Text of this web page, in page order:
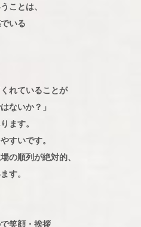
ことは、
いる
れていることが
ないか？」
ます。
すいです。
の順列が絶対的、
す。
笑顔・挨拶